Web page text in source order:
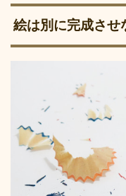
絵は別に完成させ